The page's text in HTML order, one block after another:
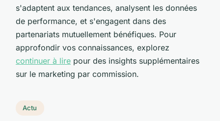
s'adaptent aux tendances, analysent les données
de performance, et s'engagent dans des
partenariats mutuellement bénéfiques. Pour
approfondir vos connaissances, explorez
continuer à lire pour des insights supplémentaires
sur le marketing par commission.
Actu